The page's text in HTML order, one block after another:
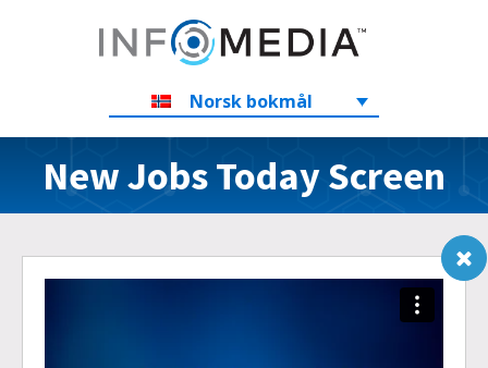
Norsk bokmål
New Jobs Today Screen